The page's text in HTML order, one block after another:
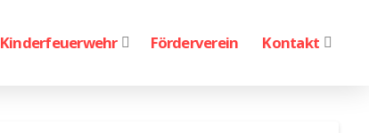
Kinderfeuerwehr Förderverein Kontakt